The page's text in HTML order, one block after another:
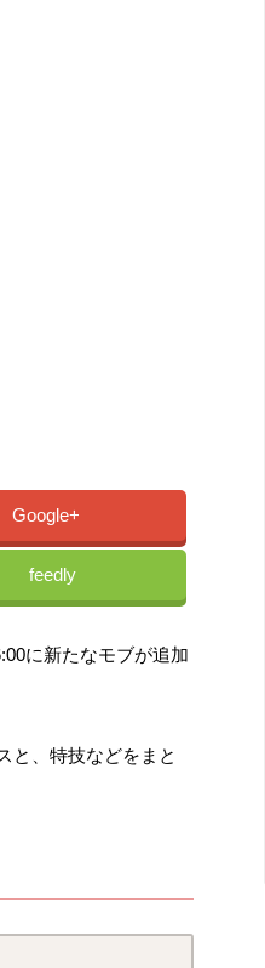
Google+
feedly
に新たなモブが追加
と、特技などをまと